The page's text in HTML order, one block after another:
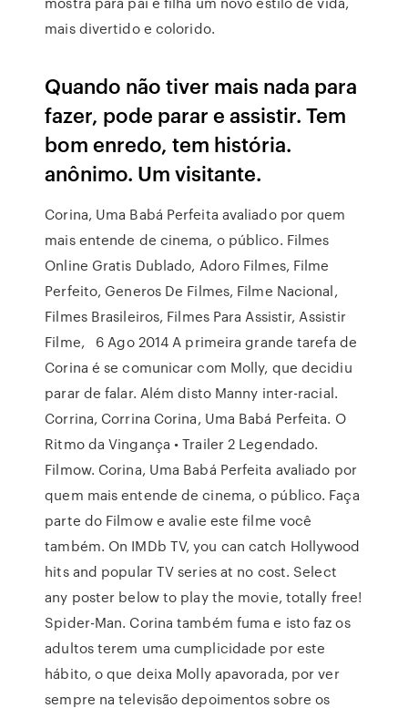
mais divertido e colorido.
Quando não tiver mais nada para
fazer, pode parar e assistir. Tem
bom enredo, tem história.
anônimo. Um visitante.
Corina, Uma Babá Perfeita avaliado por quem
mais entende de cinema, o público. Filmes
Online Gratis Dublado, Adoro Filmes, Filme
Perfeito, Generos De Filmes, Filme Nacional,
Filmes Brasileiros, Filmes Para Assistir, Assistir
Filme, 6 Ago 2014 A primeira grande tarefa de
Corina é se comunicar com Molly, que decidiu
parar de falar. Além disto Manny inter-racial.
Corrina, Corrina Corina, Uma Babá Perfeita. O
Ritmo da Vingança • Trailer 2 Legendado.
Filmow. Corina, Uma Babá Perfeita avaliado por
quem mais entende de cinema, o público. Faça
parte do Filmow e avalie este filme você
também. On IMDb TV, you can catch Hollywood
hits and popular TV series at no cost. Select
any poster below to play the movie, totally free!
Spider-Man. Corina também fuma e isto faz os
adultos terem uma cumplicidade por este
hábito, o que deixa Molly apavorada, por ver
sempre na televisão depoimentos sobre os